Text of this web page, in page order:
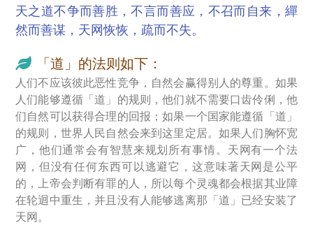
天之道不争而善胜，不言而善应，不召而自来，繟
然而善谋，天网恢恢，疏而不失。
「道」的法则如下：
人们不应该彼此恶性竞争，自然会赢得别人的尊重。如果
人们能够遵循「道」的规则，他们就不需要口齿伶俐，他
们自然可以获得合理的回报；如果一个国家能遵循「道」
的规则，世界人民自然会来到这里定居。如果人们胸怀宽
广，他们通常会有智慧来规划所有事情。天网有一个法
网，但没有任何东西可以逃避它，这意味著天网是公平
的，上帝会判断有罪的人，所以每个灵魂都会根据其业障
在轮迴中重生，并且没有人能够逃离那「道」已经安装了
天网。